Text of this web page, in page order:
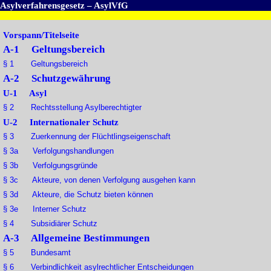
Asylverfahrensgesetz – AsylVfG
Vorspann/Titelseite
A-1 Geltungsbereich
§ 1 Geltungsbereich
A-2 Schutzgewährung
U-1 Asyl
§ 2 Rechtsstellung Asylberechtigter
U-2 Internationaler Schutz
§ 3 Zuerkennung der Flüchtlingseigenschaft
§ 3a Verfolgungshandlungen
§ 3b Verfolgungsgründe
§ 3c Akteure, von denen Verfolgung ausgehen kann
§ 3d Akteure, die Schutz bieten können
§ 3e Interner Schutz
§ 4 Subsidiärer Schutz
A-3 Allgemeine Bestimmungen
§ 5 Bundesamt
§ 6 Verbindlichkeit asylrechtlicher Entscheidungen